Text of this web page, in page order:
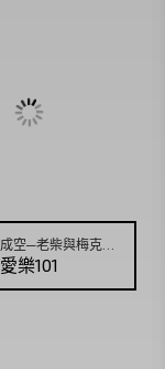
愛樂101